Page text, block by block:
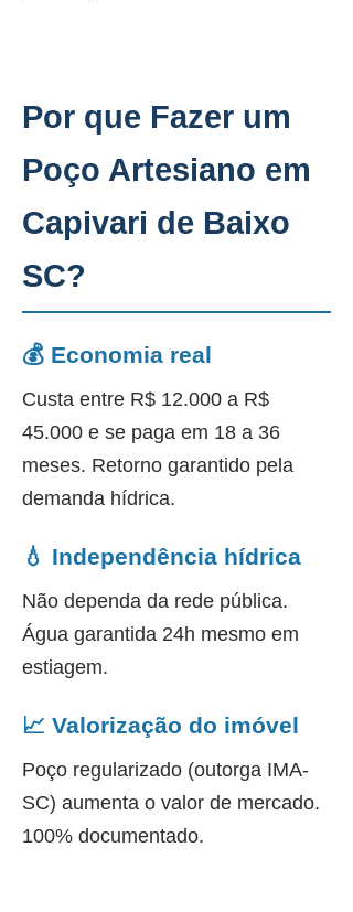
Por que Fazer um
Poço Artesiano em
Capivari de Baixo
SC?
💰 Economia real
Custa entre R$ 12.000 a R$
45.000 e se paga em 18 a 36
meses. Retorno garantido pela
demanda hídrica.
💧 Independência hídrica
Não dependa da rede pública.
Água garantida 24h mesmo em
estiagem.
📈 Valorização do imóvel
Poço regularizado (outorga IMA-
SC) aumenta o valor de mercado.
100% documentado.